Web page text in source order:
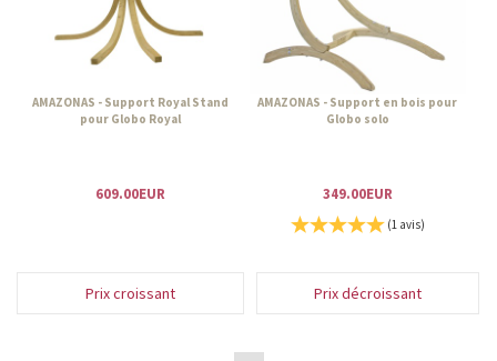
AMAZONAS - Support Royal Stand
pour Globo Royal
609.00EUR
AMAZONAS - Support en bois pour
Globo solo
349.00EUR
(1 avis)
Prix croissant Prix décroissant